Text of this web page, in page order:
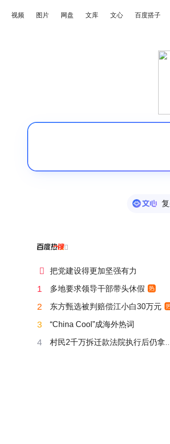
视频 图片 网盘 文库 文心 百度搭子

 把党建设得更加坚强有力
1 多地要求领导干部带头休假 热
2 东方甄选被判赔偿江小白30万元
3 “China Cool”成海外热词
4 村民2千万拆迁款法院执行后仍拿不到